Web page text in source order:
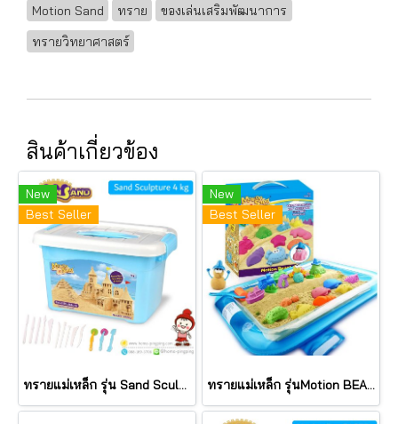
Motion Sand ทราย
ของเล่นเสริมพัฒนาการ
ทรายวิทยาศาสตร์
สินค้าเกี่ยวข้อง
New
Best Seller
ทรายแม่เหล็ก รุ่น Sand Sculpture แกะสลัก กล่องพลาสติกฟ้า (ทรายธรรมชาติ 4000g+Blo13) ยี่ห้อ Motion Sand
New
Best Seller
ทรายแม่เหล็ก รุ่นMotion BEACH+ถาดเป่าลม (ทรายธรรมชาติ 1200g+Blo20) ยี่ห้อ Motion Sand